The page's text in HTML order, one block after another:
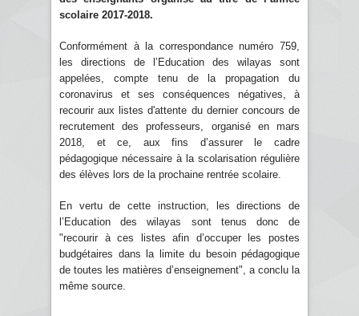
scolaire 2017-2018.
Conformément à la correspondance numéro 759,
les directions de l’Education des wilayas sont
appelées, compte tenu de la propagation du
coronavirus et ses conséquences négatives, à
recourir aux listes d'attente du dernier concours de
recrutement des professeurs, organisé en mars
2018, et ce, aux fins d’assurer le cadre
pédagogique nécessaire à la scolarisation régulière
des élèves lors de la prochaine rentrée scolaire.
En vertu de cette instruction, les directions de
l’Education des wilayas sont tenus donc de
"recourir à ces listes afin d’occuper les postes
budgétaires dans la limite du besoin pédagogique
de toutes les matières d’enseignement", a conclu la
même source.